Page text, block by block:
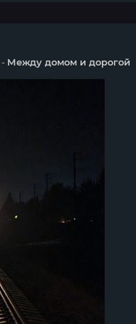
- Между домом и дорогой